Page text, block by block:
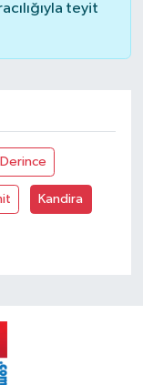
teyit
Derince
Kandira